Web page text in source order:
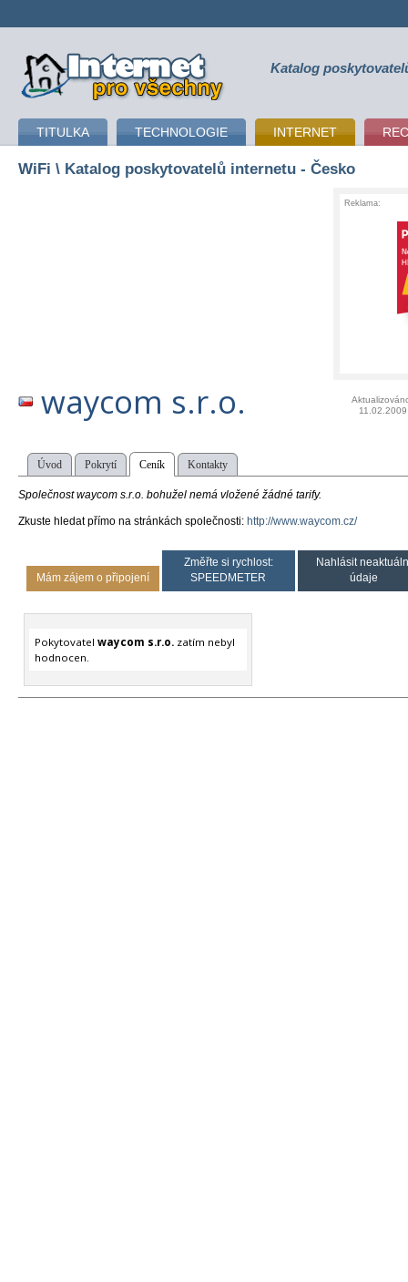
připojení k internetu Katalog
TITULKA TECHNOLOGIE INTERNET
WiFi \ Katalog poskytovatelů internetu - Česko
Reklama:
waycom s.r.o.
11.02.2009
Úvod Pokrytí Ceník Kontakty
Společnost waycom s.r.o. bohužel nemá vložené žádné tarify.
Zkuste hledat přímo na stránkách společnosti: http://www.waycom.cz/
Mám zájem o připojení
Změřte si rychlost:
SPEEDMETER
Nahlásit
údaje
Pokytovatel waycom s.r.o.zatím nebyl
hodnocen.